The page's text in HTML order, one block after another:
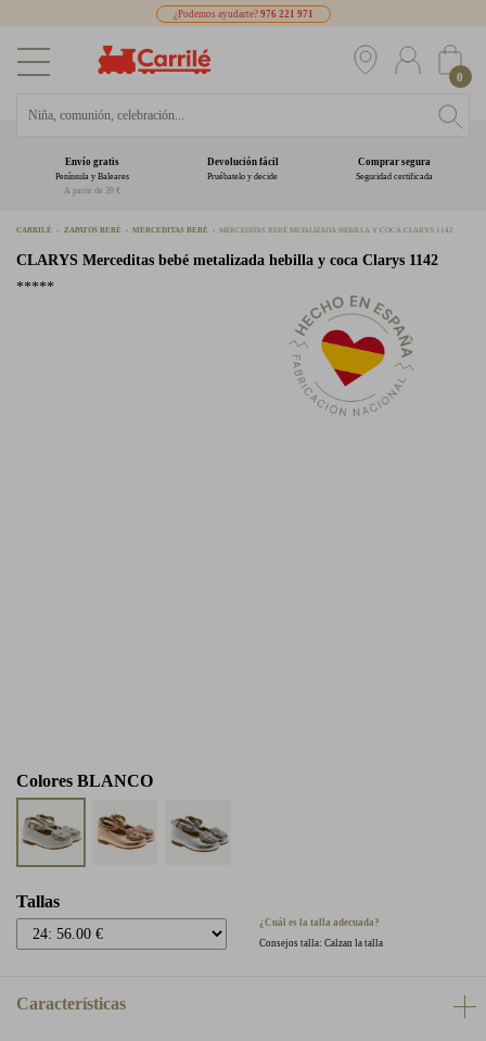
¿Podemos ayudarte? 976 221 971
0
Envío gratis
Península y Baleares
A partir de 39 €
Devolución fácil
Pruébatelo y decide
Comprar segura
Seguridad certificada
CARRILÉ ZAPATOS BEBÉ MERCEDITAS BEBÉ MERCEDITAS BEBÉ METALIZADA HEBILLA Y COCA CLARYS 1142
CLARYS Merceditas bebé metalizada hebilla y coca Clarys 1142
*****
Colores BLANCO
Tallas
¿Cuál es la talla adecuada?
Consejos talla: Calzan la talla
Características